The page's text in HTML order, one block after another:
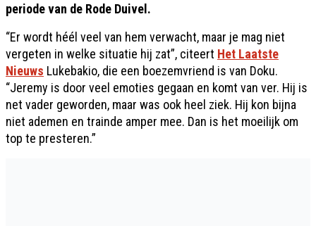
periode van de Rode Duivel.
“Er wordt héél veel van hem verwacht, maar je mag niet
vergeten in welke situatie hij zat”, citeert Het Laatste
Nieuws Lukebakio, die een boezemvriend is van Doku.
“Jeremy is door veel emoties gegaan en komt van ver. Hij is
net vader geworden, maar was ook heel ziek. Hij kon bijna
niet ademen en trainde amper mee. Dan is het moeilijk om
top te presteren.”